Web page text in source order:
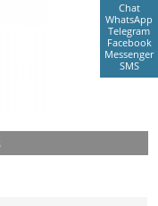
Chat
WhatsApp
Telegram
Facebook
Messenger
SMS